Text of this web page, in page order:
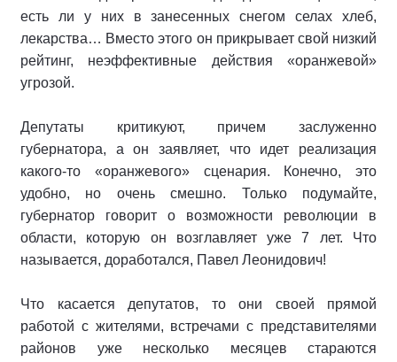
есть ли у них в занесенных снегом селах хлеб,
лекарства… Вместо этого он прикрывает свой низкий
рейтинг, неэффективные действия «оранжевой»
угрозой.
Депутаты критикуют, причем заслуженно
губернатора, а он заявляет, что идет реализация
какого-то «оранжевого» сценария. Конечно, это
удобно, но очень смешно. Только подумайте,
губернатор говорит о возможности революции в
области, которую он возглавляет уже 7 лет. Что
называется, доработался, Павел Леонидович!
Что касается депутатов, то они своей прямой
работой с жителями, встречами с представителями
районов уже несколько месяцев стараются